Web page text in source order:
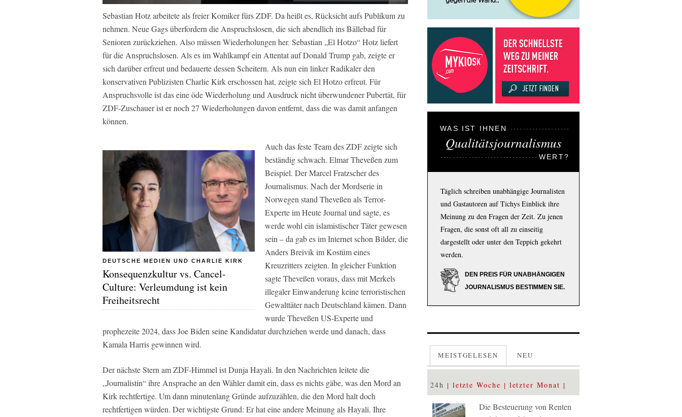
Sebastian Hotz arbeitete als freier Komiker fürs ZDF. Da heißt es, Rücksicht aufs Publikum zu
nehmen. Neue Gags überfordern die Anspruchslosen, die sich abendlich ins Bällebad für
Senioren zurückziehen. Also müssen Wiederholungen her. Sebastian „El Hotzo“ Hotz liefert
für die Anspruchslosen. Als es im Wahlkampf ein Attentat auf Donald Trump gab, zeigte er
sich darüber erfreut und bedauerte dessen Scheitern. Als nun ein linker Radikaler den
konservativen Publizisten Charlie Kirk erschossen hat, zeigte sich El Hotzo erfreut. Für
Anspruchsvolle ist das eine öde Wiederholung und Ausdruck nicht überwundener Pubertät, für
ZDF-Zuschauer ist er noch 27 Wiederholungen davon entfernt, dass die was damit anfangen
können.
DEUTSCHE MEDIEN UND CHARLIE KIRK
Konsequenzkultur vs. Cancel-
Culture: Verleumdung ist kein
Freiheitsrecht
Auch das feste Team des ZDF zeigte sich
beständig schwach. Elmar Theveßen zum
Beispiel. Der Marcel Fratzscher des
Journalismus. Nach der Mordserie in
Norwegen stand Theveßen als Terror-
Experte im Heute Journal und sagte, es
werde wohl ein islamistischer Täter gewesen
sein – da gab es im Internet schon Bilder, die
Anders Breivik im Kostüm eines
Kreuzritters zeigten. In gleicher Funktion
sagte Theveßen voraus, dass mit Merkels
illegaler Einwanderung keine terroristischen
Gewalttäter nach Deutschland kämen. Dann
wurde Theveßen US-Experte und
prophezeite 2024, dass Joe Biden seine Kandidatur durchziehen werde und danach, dass
Kamala Harris gewinnen wird.
Der nächste Stern am ZDF-Himmel ist Dunja Hayali. In den Nachrichten leitete die
„Journalistin“ ihre Ansprache an den Wähler damit ein, dass es nichts gäbe, was den Mord an
Kirk rechtfertige. Um dann minutenlang Gründe aufzuzählen, die den Mord halt doch
rechtfertigen würden. Der wichtigste Grund: Er hat eine andere Meinung als Hayali. Ihre
WAS IST IHNEN
Qualitätsjournalismus
WERT?
Täglich schreiben unabhängige Journalisten
und Gastautoren auf Tichys Einblick ihre
Meinung zu den Fragen der Zeit. Zu jenen
Fragen, die sonst oft all zu einseitig
dargestellt oder unter den Teppich gekehrt
werden.
DEN PREIS FÜR UNABHÄNGIGEN
JOURNALISMUS BESTIMMEN SIE.
MEISTGELESEN NEU
24h letzte Woche letzter Monat
Die Besteuerung von Renten